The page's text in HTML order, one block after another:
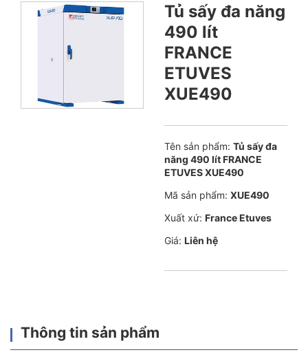
Tủ sấy đa năng
490 lít
FRANCE
ETUVES
XUE490
Tên sản phẩm: Tủ sấy đa
năng 490 lít FRANCE
ETUVES XUE490
Mã sản phẩm: XUE490
Xuất xứ: France Etuves
Giá: Liên hệ
Thông tin sản phẩm